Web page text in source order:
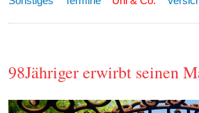
98Jähriger erwirbt seinen